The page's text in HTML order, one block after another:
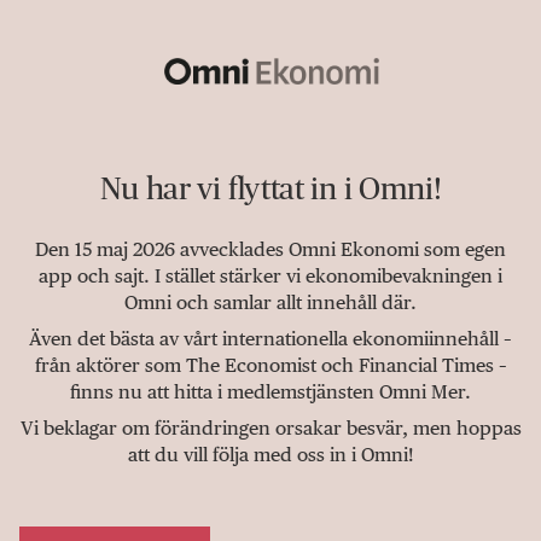
Nu har vi flyttat in i Omni!
Den 15 maj 2026 avvecklades Omni Ekonomi som egen
app och sajt. I stället stärker vi ekonomibevakningen i
Omni och samlar allt innehåll där.
Även det bästa av vårt internationella ekonomiinnehåll –
från aktörer som The Economist och Financial Times –
finns nu att hitta i medlemstjänsten Omni Mer.
Vi beklagar om förändringen orsakar besvär, men hoppas
att du vill följa med oss in i Omni!